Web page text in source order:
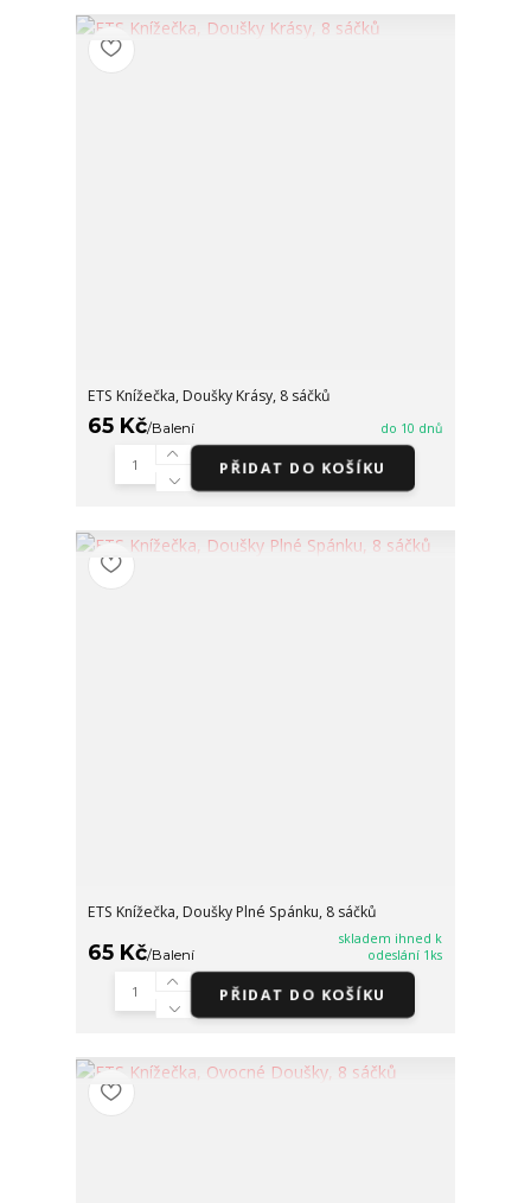
ETS Knížečka, Doušky Krásy, 8 sáčků
65 Kč/Balení do 10 dnů
PŘIDAT DO KOŠÍKU
ETS Knížečka, Doušky Plné Spánku, 8 sáčků
65 Kč/Balení
skladem ihned k
odeslání 1ks
PŘIDAT DO KOŠÍKU